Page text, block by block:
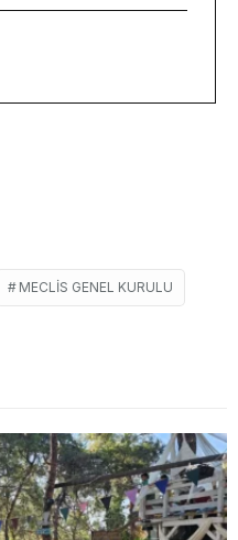
MECLIS GENEL KURULU